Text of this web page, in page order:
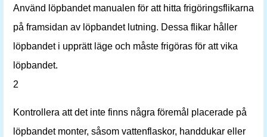
Använd löpbandet manualen för att hitta frigöringsflikarna
på framsidan av löpbandet lutning. Dessa flikar håller
löpbandet i upprätt läge och måste frigöras för att vika
löpbandet.
2
Kontrollera att det inte finns några föremål placerade på
löpbandet monter, såsom vattenflaskor, handdukar eller